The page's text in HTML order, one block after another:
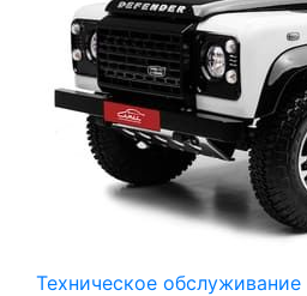
Техническое обслуживание